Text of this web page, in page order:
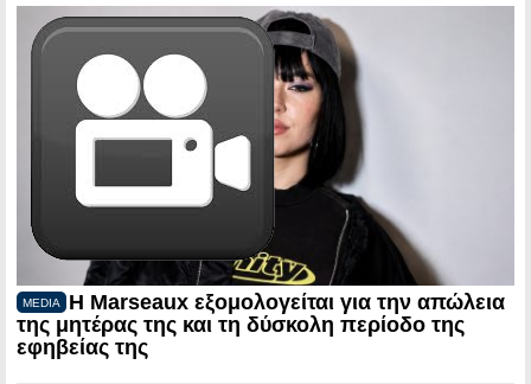
MEDIA
Η Marseaux εξομολογείται για την απώλεια
της μητέρας της και τη δύσκολη περίοδο της
εφηβείας της